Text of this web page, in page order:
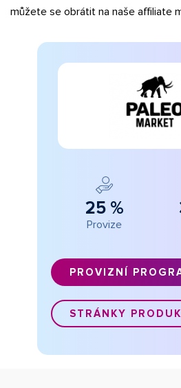
můžete se obrátit na naše affiliate
25 %
Provize
PROVIZNÍ
STRÁNKY